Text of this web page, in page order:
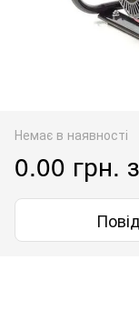
Немає в наявності
0.00 грн.